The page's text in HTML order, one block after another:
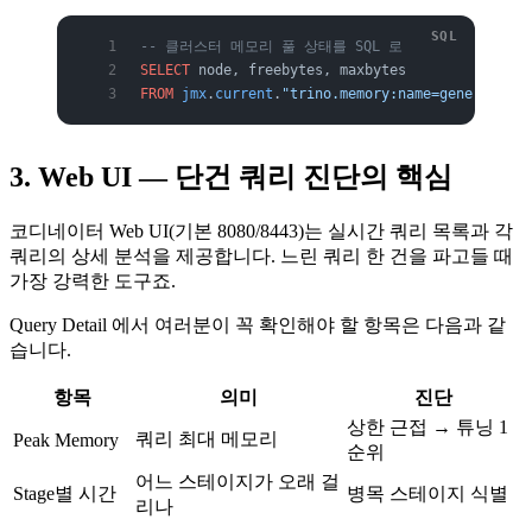
-- 클러스터 메모리 풀 상태를 SQL 로
SELECT node, freebytes, maxbytes
FROM jmx . current .
3. Web UI — 단건 쿼리 진단의 핵심
코디네이터 Web UI(기본 8080/8443)는 실시간 쿼리 목록과 각
쿼리의 상세 분석을 제공합니다. 느린 쿼리 한 건을 파고들 때
가장 강력한 도구죠.
Query Detail 에서 여러분이 꼭 확인해야 할 항목은 다음과 같
습니다.
항목 의미 진단
Peak Memory 쿼리 최대 메모리
상한 근접 → 튜닝 1
순위
Stage별 시간
어느 스테이지가 오래 걸
리나
병목 스테이지 식별